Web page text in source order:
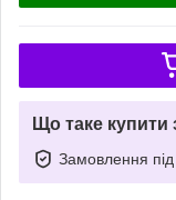
Що таке купити
Замовлення